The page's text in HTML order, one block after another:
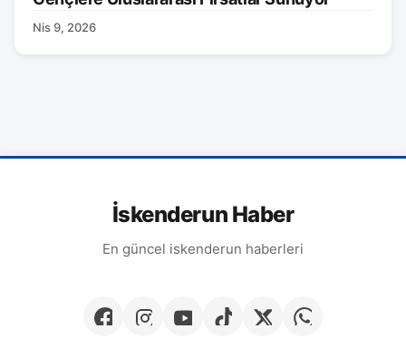
Nis 9, 2026
İskenderun Haber
En güncel iskenderun haberleri